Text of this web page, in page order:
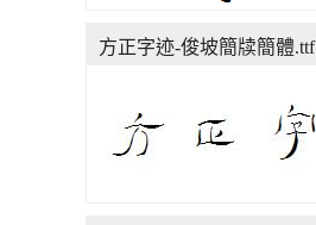
方正字迹-俊坡簡牍簡體.ttf